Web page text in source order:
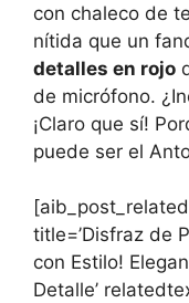
con chaleco de
nítida que un
detalles en rojo
de micrófono.
¡Claro que sí!
puede ser el
title=’Disfraz de
con Estilo!
Detalle’